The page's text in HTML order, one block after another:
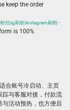
keep the order
丝|ig刷粉|instagram刷粉 -
is 100%
合账号冷启动、主页
踪与客服对接，付款流
与活动预热，也方便后